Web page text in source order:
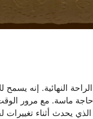
النهائية. إنه يسمح
حاجة ماسة. مع مرور
يحدث أثناء